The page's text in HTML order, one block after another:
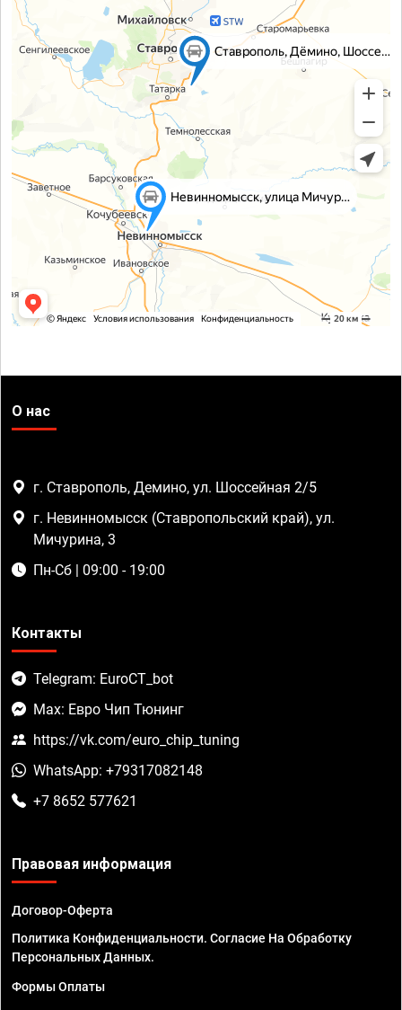
О нас
г. Ставрополь, Демино, ул. Шоссейная 2/5
г. Невинномысск (Ставропольский край), ул.
Мичурина, 3
Пн-Сб | 09:00 - 19:00
Контакты
Telegram: EuroCT_bot
Max: Евро Чип Тюнинг
https://vk.com/euro_chip_tuning
WhatsApp: +79317082148
+7 8652 577621
Правовая информация
Договор-Оферта
Политика Конфиденциальности. Согласие На Обработку
Персональных Данных.
Формы Оплаты